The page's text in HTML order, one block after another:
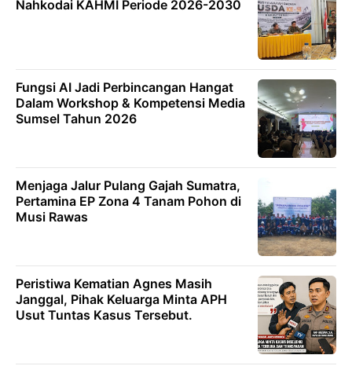
Nahkodai KAHMI Periode 2026-2030
Fungsi AI Jadi Perbincangan Hangat
Dalam Workshop & Kompetensi Media
Sumsel Tahun 2026
Menjaga Jalur Pulang Gajah Sumatra,
Pertamina EP Zona 4 Tanam Pohon di
Musi Rawas
Peristiwa Kematian Agnes Masih
Janggal, Pihak Keluarga Minta APH
Usut Tuntas Kasus Tersebut.